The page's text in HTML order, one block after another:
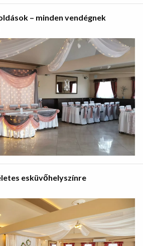
– minden vendégnek
esküvőhelyszínre